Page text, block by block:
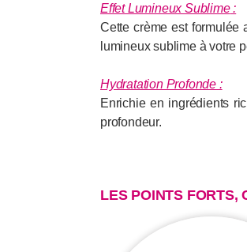
Effet Lumineux Sublime:
Cette crème est formulée
lumineux sublime à votre
Hydratation Profonde :
Enrichie en ingrédients
profondeur.
LES POINTS FORTS,